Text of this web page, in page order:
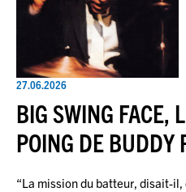
27.06.2026
BIG SWING FACE,
POING DE BUDDY
“La mission du batteur, disait-il,